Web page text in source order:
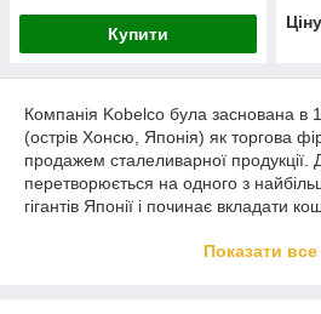
каменю.
Підйомники для будівництва:
Самохідні та гусеничні
Спеціальна гідравлічна техніка:
У тому числі гідравлічні
гідроподрібнювачі.
Купити
Компанія Kobelco була заснована в
(острів Хонсю, Японія) як торгова
продажем сталеливарної продукції.
перетворюється на одного з
гігантів Японії і починає вкладати
результатом розробок стає випуск
Показати все